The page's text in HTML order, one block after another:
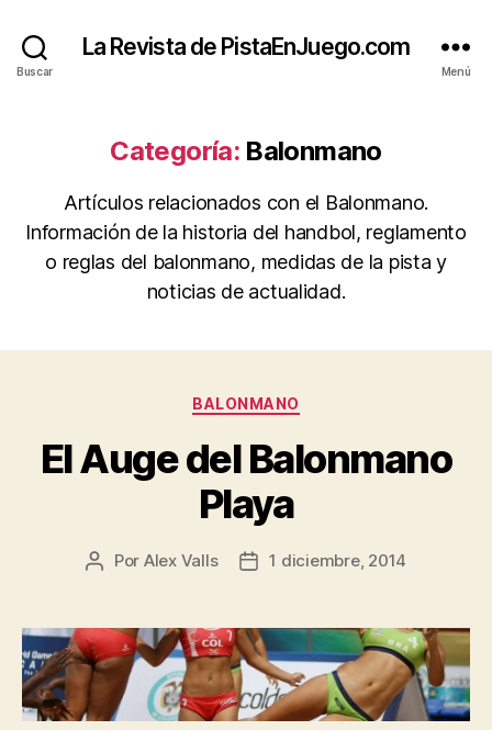
Buscar
La Revista de PistaEnJuego.com
Menú
Categoría: Balonmano
Artículos relacionados con el Balonmano.
Información de la historia del handbol, reglamento
o reglas del balonmano, medidas de la pista y
noticias de actualidad.
Categorías
BALONMANO
El Auge del Balonmano
Playa
Autor
entrada
Por Alex Valls
Fecha
entrada
1 diciembre, 2014